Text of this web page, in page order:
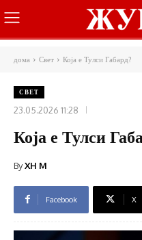
дома Свет Која е Тулси Габард?
СВЕТ
23.05.2026 11:28
Која е Тулси
ByXH M
Facebook X